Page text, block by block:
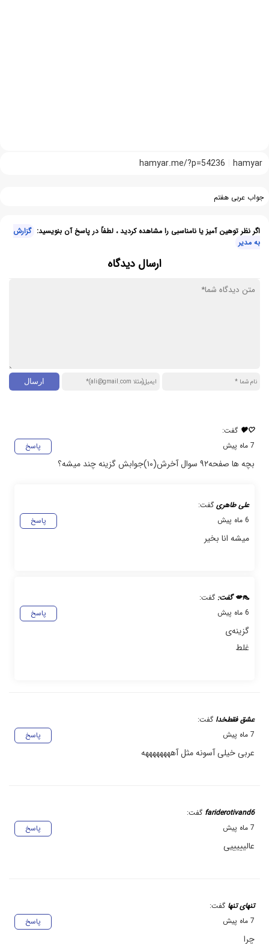
hamyar
hamyar.me/?p=54236
جواب عربی هفتم
اگر نظر توهین آمیز یا نامناسبی را مشاهده کردید ، لطفاً در پاسخ آن بنویسید: گزارش
به مدیر
ارسال دیدگاه
🤍🖤 گفت:
پاسخ
7 ماه پیش
بچه ها صفحه۹۲ سوال آخرش(۱۰)جوابش گزینه چند میشه؟
علی طاهری گفت:
پاسخ
6 ماه پیش
میشه انا بخیر
👠💋 گفت: گفت:
پاسخ
6 ماه پیش
گزینه‌ی
غلط
عشق فقطخدا گفت:
پاسخ
7 ماه پیش
عربی خیلی آسونه مثل آههههههههه
fariderotivand6 گفت:
پاسخ
7 ماه پیش
عالیییییی
تنهای تنها گفت:
پاسخ
7 ماه پیش
چرا